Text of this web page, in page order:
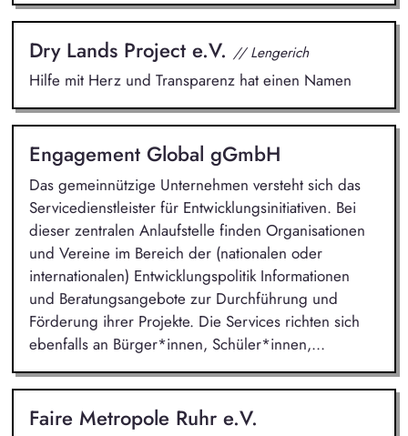
Dry Lands Project e.V. // Lengerich
Hilfe mit Herz und Transparenz hat einen Namen
Engagement Global gGmbH
Das gemeinnützige Unternehmen versteht sich das
Servicedienstleister für Entwicklungsinitiativen. Bei
dieser zentralen Anlaufstelle finden Organisationen
und Vereine im Bereich der (nationalen oder
internationalen) Entwicklungspolitik Informationen
und Beratungsangebote zur Durchführung und
Förderung ihrer Projekte. Die Services richten sich
ebenfalls an Bürger*innen, Schüler*innen,...
Faire Metropole Ruhr e.V.